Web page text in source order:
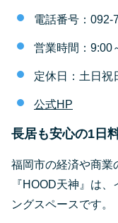
電話番号：092-
営業時間：9:00
定休日：土日祝
公式HP
長居も安心の1日
福岡市の経済や商業
『HOOD天神』は
ングスペースです。